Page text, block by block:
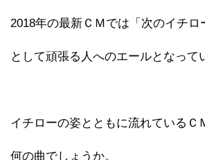
2018年の最新ＣＭでは「次のイチロ
として頑張る人へのエールとなって
イチローの姿とともに流れているＣ
何の曲でしょうか。